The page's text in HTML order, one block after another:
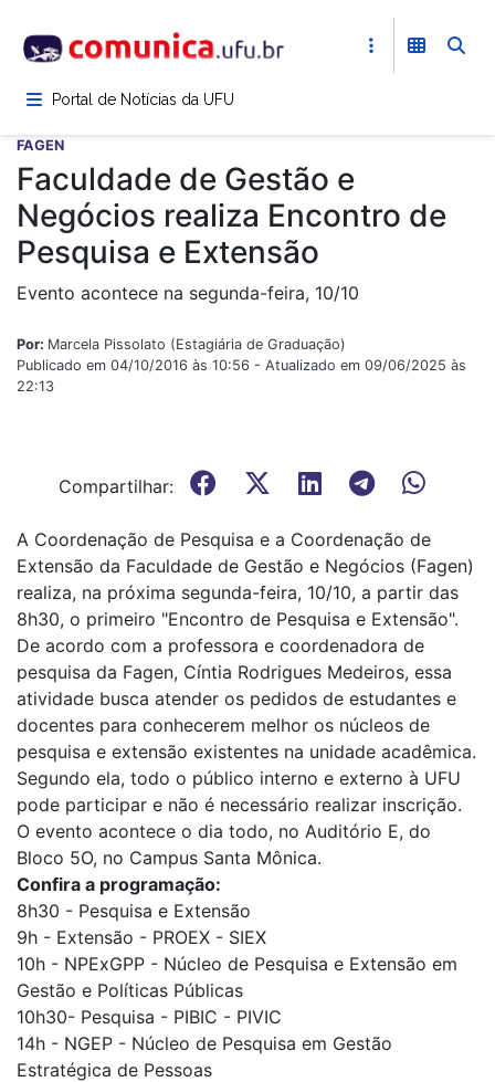
para
conteúdoPortal de Notícias da UFU
FAGEN
Faculdade de Gestão e
Negócios realiza Encontro de
Pesquisa e Extensão
Evento acontece na segunda-feira, 10/10
Por: Marcela Pissolato (Estagiária de Graduação)
Publicado em 04/10/2016 às 10:56 - Atualizado em 09/06/2025 às
22:13
Compartilhar:
A Coordenação de Pesquisa e a Coordenação de
Extensão da Faculdade de Gestão e Negócios (Fagen)
realiza, na próxima segunda-feira, 10/10, a partir das
8h30, o primeiro "Encontro de Pesquisa e Extensão".
De acordo com a professora e coordenadora de
pesquisa da Fagen, Cíntia Rodrigues Medeiros, essa
atividade busca atender os pedidos de estudantes e
docentes para conhecerem melhor os núcleos de
pesquisa e extensão existentes na unidade acadêmica.
Segundo ela, todo o público interno e externo à UFU
pode participar e não é necessário realizar inscrição.
O evento acontece o dia todo, no Auditório E, do
Bloco 5O, no Campus Santa Mônica.
Confira a programação:
8h30 - Pesquisa e Extensão
9h - Extensão - PROEX - SIEX
10h - NPExGPP - Núcleo de Pesquisa e Extensão em
Gestão e Políticas Públicas
10h30- Pesquisa - PIBIC - PIVIC
14h - NGEP - Núcleo de Pesquisa em Gestão
Estratégica de Pessoas